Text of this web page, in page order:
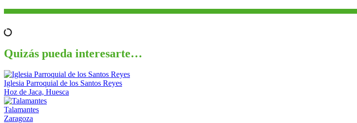
Quizás pueda interesarte…
Iglesia Parroquial de los Santos Reyes
Hoz de Jaca, Huesca
Talamantes
Zaragoza